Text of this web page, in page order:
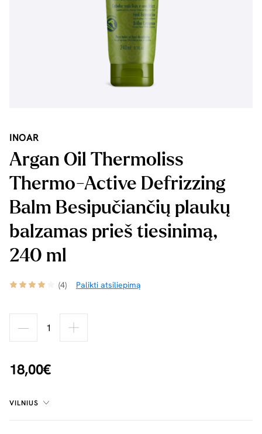
INOAR
Argan Oil Thermoliss
Thermo-Active Defrizzing
Balm Besipučiančių plaukų
balzamas prieš tiesinimą,
240 ml
(4) Palikti atsiliepimą
18,00€
VILNIUS